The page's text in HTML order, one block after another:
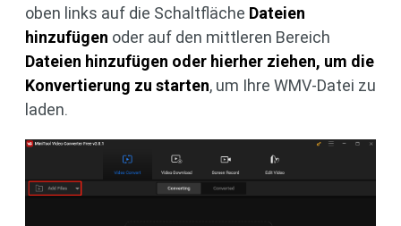
oben links auf die Schaltfläche Dateien
hinzufügen oder auf den mittleren Bereich
Dateien hinzufügen oder hierher ziehen, um die
Konvertierung zu starten, um Ihre WMV-Datei zu
laden.